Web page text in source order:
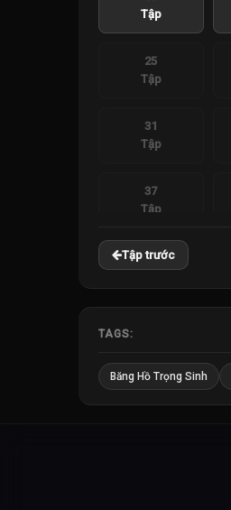
Tập
25
Tập
31
Tập
37
Tập
Tập trước
TAGS:
Băng Hồ Trọng Sinh